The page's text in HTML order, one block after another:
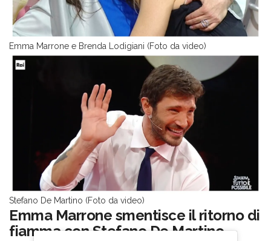
Emma Marrone e Brenda Lodigiani (Foto da video)
Stefano De Martino (Foto da video)
Emma Marrone smentisce il ritorno di
fiamma con Stefano De Martino